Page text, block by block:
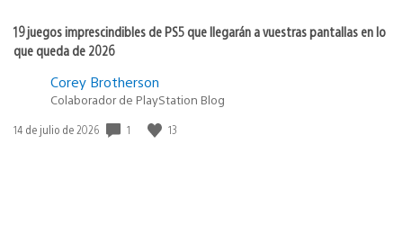
19 juegos imprescindibles de PS5 que llegarán a vuestras pantallas en lo
que queda de 2026
Corey Brotherson
Colaborador de PlayStation Blog
Fecha
14 de julio de 2026 1 13